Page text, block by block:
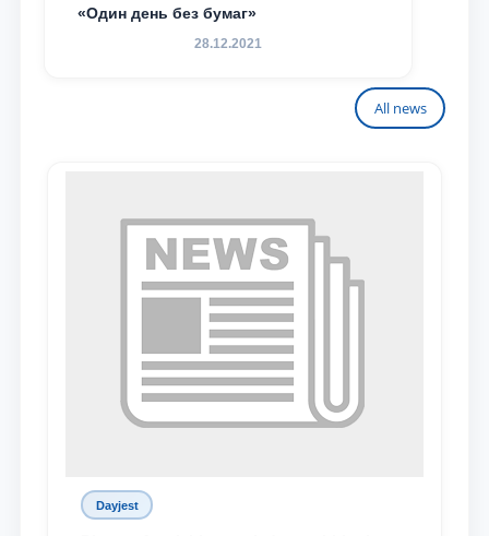
«Один день без бумаг»
28.12.2021
All news
Dayjest